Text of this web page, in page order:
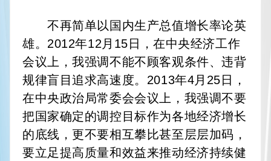
不再简单以国内生产总值增长率论英
雄。2012年12月15日，在中央经济工作
会议上，我强调不能不顾客观条件、违背
规律盲目追求高速度。2013年4月25日，
在中央政治局常委会会议上，我强调不要
把国家确定的调控目标作为各地经济增长
的底线，更不要相互攀比甚至层层加码，
要立足提高质量和效益来推动经济持续健